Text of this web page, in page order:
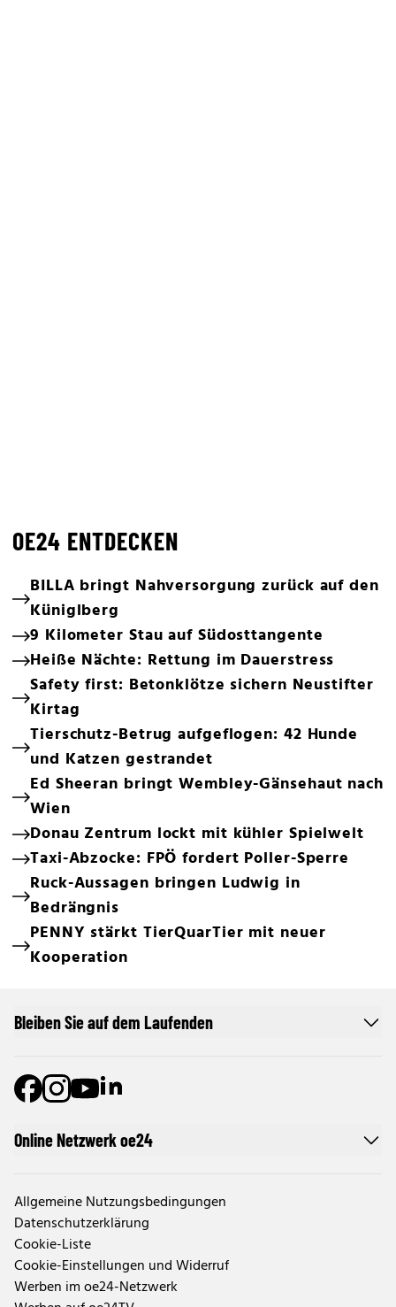
OE24 ENTDECKEN
BILLA bringt Nahversorgung zurück auf den
Küniglberg
9 Kilometer Stau auf Südosttangente
Heiße Nächte: Rettung im Dauerstress
Safety first: Betonklötze sichern Neustifter
Kirtag
Tierschutz-Betrug aufgeflogen: 42 Hunde
und Katzen gestrandet
Ed Sheeran bringt Wembley-Gänsehaut nach
Wien
Donau Zentrum lockt mit kühler Spielwelt
Taxi-Abzocke: FPÖ fordert Poller-Sperre
Ruck-Aussagen bringen Ludwig in
Bedrängnis
PENNY stärkt TierQuarTier mit neuer
Kooperation
Online Netzwerk oe24
Allgemeine Nutzungsbedingungen
Datenschutzerklärung
Cookie-Liste
Cookie-Einstellungen und Widerruf
Werben im oe24-Netzwerk
Bleiben Sie auf dem Laufenden